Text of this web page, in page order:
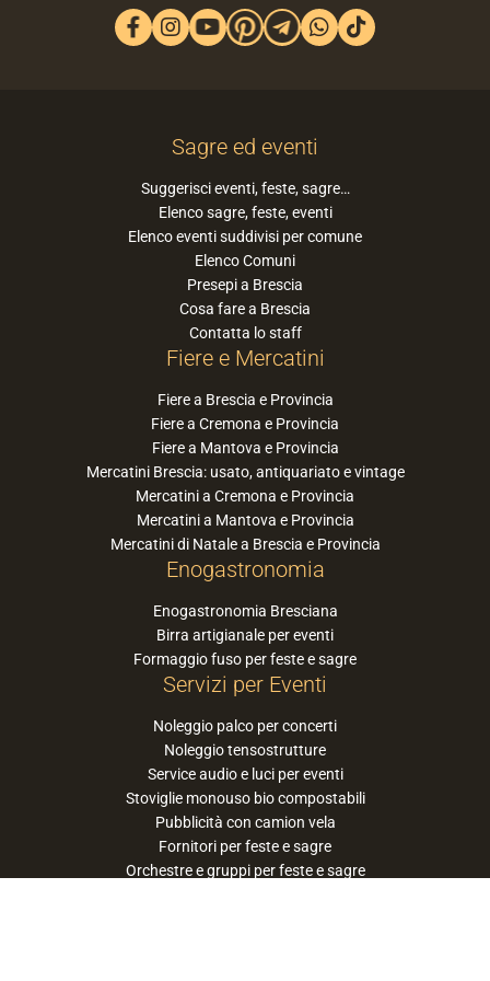
Sagre ed eventi
Suggerisci eventi, feste, sagre…
Elenco sagre, feste, eventi
Elenco eventi suddivisi per comune
Elenco Comuni
Presepi a Brescia
Cosa fare a Brescia
Contatta lo staff
Fiere e Mercatini
Fiere a Brescia e Provincia
Fiere a Cremona e Provincia
Fiere a Mantova e Provincia
Mercatini Brescia: usato, antiquariato e vintage
Mercatini a Cremona e Provincia
Mercatini a Mantova e Provincia
Mercatini di Natale a Brescia e Provincia
Enogastronomia
Enogastronomia Bresciana
Birra artigianale per eventi
Formaggio fuso per feste e sagre
Servizi per Eventi
Noleggio palco per concerti
Noleggio tensostrutture
Service audio e luci per eventi
Stoviglie monouso bio compostabili
Pubblicità con camion vela
Fornitori per feste e sagre
Orchestre e gruppi per feste e sagre